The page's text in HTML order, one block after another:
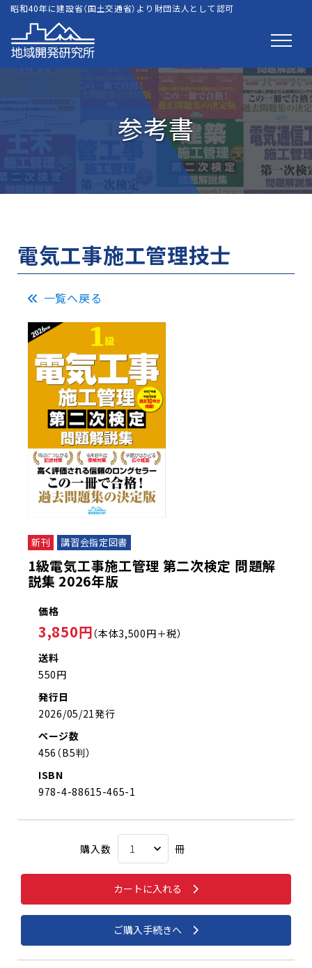
昭和40年に建設省（国土交通省）より財団法人として認可
参考書
電気工事施工管理技士
一覧へ戻る
新刊 講習会指定図書
1級電気工事施工管理 第二次検定 問題解
説集 2026年版
価格
3,850円（本体3,500円＋税）
送料
550円
発行日
2026/05/21発行
ページ数
456（B5判）
ISBN
978-4-88615-465-1
購入数 冊
カートに入れる
ご購入手続きへ